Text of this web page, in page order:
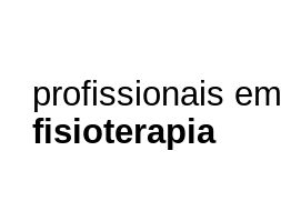
profissionais em
fisioterapia